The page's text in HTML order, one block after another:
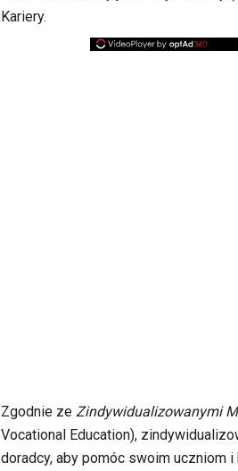
Kariery.
Zgodnie ze Zindywidualizowanymi
Vocational Education),
doradcy, aby pomóc swoim uczniom